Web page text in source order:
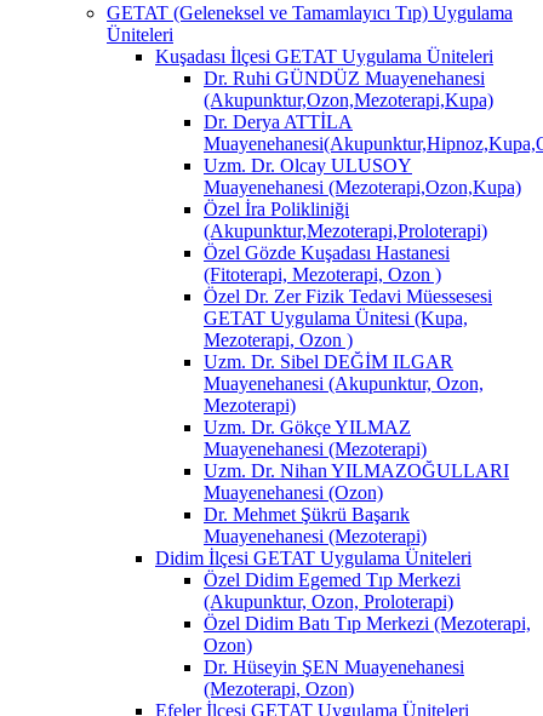
GETAT (Geleneksel ve Tamamlayıcı Tıp) Uygulama
Üniteleri
Kuşadası İlçesi GETAT Uygulama Üniteleri
Dr. Ruhi GÜNDÜZ Muayenehanesi
(Akupunktur,Ozon,Mezoterapi,Kupa)
Dr. Derya ATTİLA
Uzm. Dr. Olcay ULUSOY
Muayenehanesi (Mezoterapi,Ozon,Kupa)
Özel İra Polikliniği
(Akupunktur,Mezoterapi,Proloterapi)
Özel Gözde Kuşadası Hastanesi
(Fitoterapi, Mezoterapi, Ozon )
Özel Dr. Zer Fizik Tedavi Müessesesi
GETAT Uygulama Ünitesi (Kupa,
Mezoterapi, Ozon )
Uzm. Dr. Sibel DEĞİM ILGAR
Muayenehanesi (Akupunktur, Ozon,
Mezoterapi)
Uzm. Dr. Gökçe YILMAZ
Muayenehanesi (Mezoterapi)
Uzm. Dr. Nihan YILMAZOĞULLARI
Muayenehanesi (Ozon)
Dr. Mehmet Şükrü Başarık
Muayenehanesi (Mezoterapi)
Didim İlçesi GETAT Uygulama Üniteleri
Özel Didim Egemed Tıp Merkezi
(Akupunktur, Ozon, Proloterapi)
Özel Didim Batı Tıp Merkezi (Mezoterapi,
Ozon)
Dr. Hüseyin ŞEN Muayenehanesi
(Mezoterapi, Ozon)
Efeler İlçesi GETAT Uygulama Üniteleri